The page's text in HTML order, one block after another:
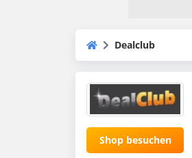
Dealclub
Shop besuchen